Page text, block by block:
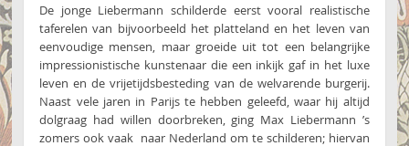
De jonge Liebermann schilderde eerst vooral realistische
taferelen van bijvoorbeeld het platteland en het leven van
eenvoudige mensen, maar groeide uit tot een belangrijke
impressionistische kunstenaar die een inkijk gaf in het luxe
leven en de vrijetijdsbesteding van de welvarende burgerij.
Naast vele jaren in Parijs te hebben geleefd, waar hij altijd
dolgraag had willen doorbreken, ging Max Liebermann ’s
zomers ook vaak naar Nederland om te schilderen; hiervan